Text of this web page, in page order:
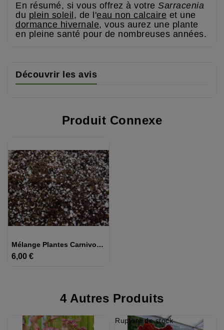
En résumé, si vous offrez à votre Sarracenia
du plein soleil , de l'eau non calcaire et une
dormance hivernale, vous aurez une plante
en pleine santé pour de nombreuses années.
Découvrir les avis
Produit Connexe
Mélange Plantes Carnivores
6,00 €Prix
4 Autres Produits
Rupture de stock